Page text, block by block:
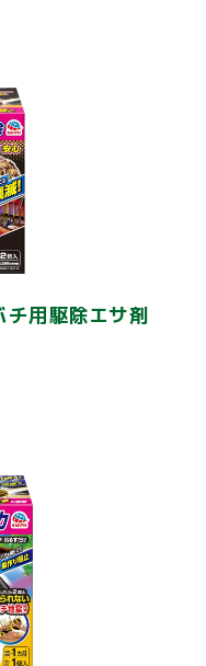
用駆除エサ剤